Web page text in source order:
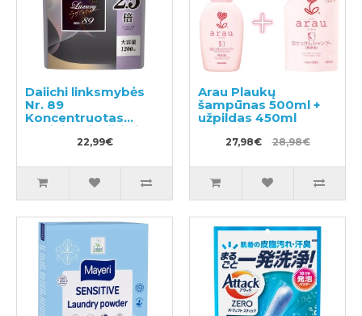
Daiichi linksmybės
Nr. 89
Koncentruotas
audinių minkštiklis,
užpildymui 1200ml
22,99€
Arau Plaukų
šampūnas 500ml +
užpildas 450ml
27,98€ 28,98€